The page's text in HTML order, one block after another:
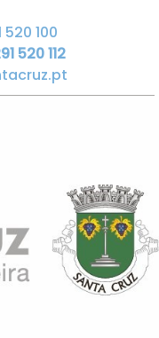
520 100
520 112